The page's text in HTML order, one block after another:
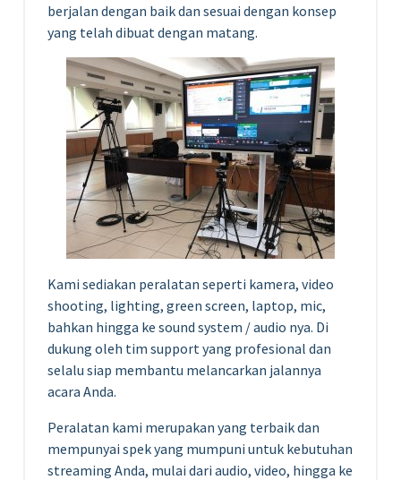
berjalan dengan baik dan sesuai dengan konsep
yang telah dibuat dengan matang.
Kami sediakan peralatan seperti kamera, video
shooting, lighting, green screen, laptop, mic,
bahkan hingga ke sound system / audio nya. Di
dukung oleh tim support yang profesional dan
selalu siap membantu melancarkan jalannya
acara Anda.
Peralatan kami merupakan yang terbaik dan
mempunyai spek yang mumpuni untuk kebutuhan
streaming Anda, mulai dari audio, video, hingga ke